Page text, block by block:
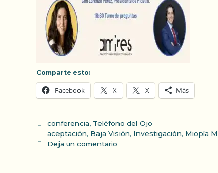
Comparte esto:
Facebook X X Más
Categorías
conferencia, Teléfono del Ojo
Etiquetas
aceptación, Baja Visión, Investigación, Miopía
Deja un comentario